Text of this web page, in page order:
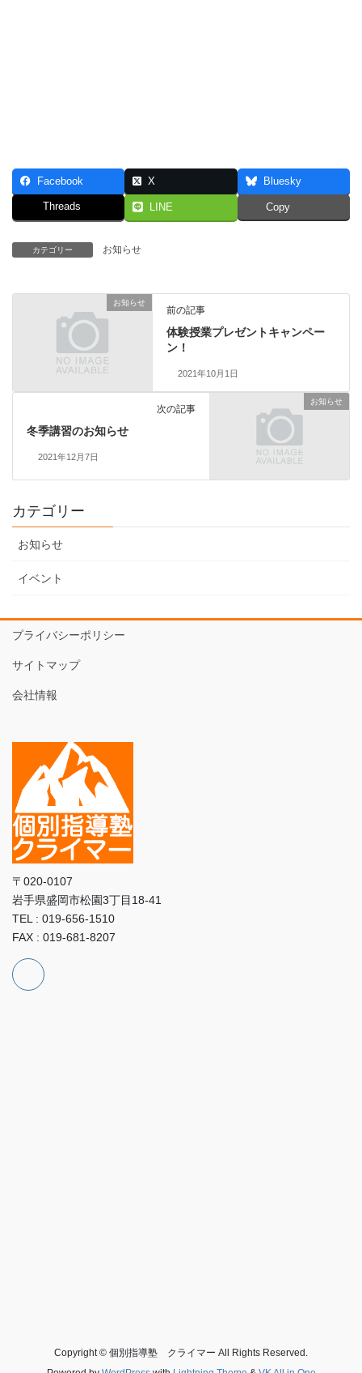
Facebook X Bluesky
Threads LINE Copy
カテゴリー お知らせ
お知らせ
前の記事
体験授業プレゼントキャンペー
ン！
2021年10月1日
お知らせ
次の記事
冬季講習のお知らせ
2021年12月7日
カテゴリー
お知らせ
イベント
プライバシーポリシー
サイトマップ
会社情報
〒020-0107
岩手県盛岡市松園3丁目18-41
TEL : 019-656-1510
FAX : 019-681-8207
Copyright © 個別指導塾 クライマー All Rights Reserved.